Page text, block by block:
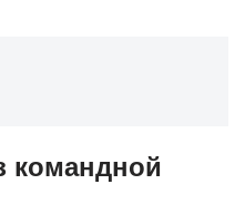
командной